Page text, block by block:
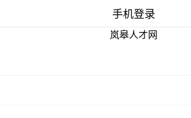
手机登录
岚皋人才网